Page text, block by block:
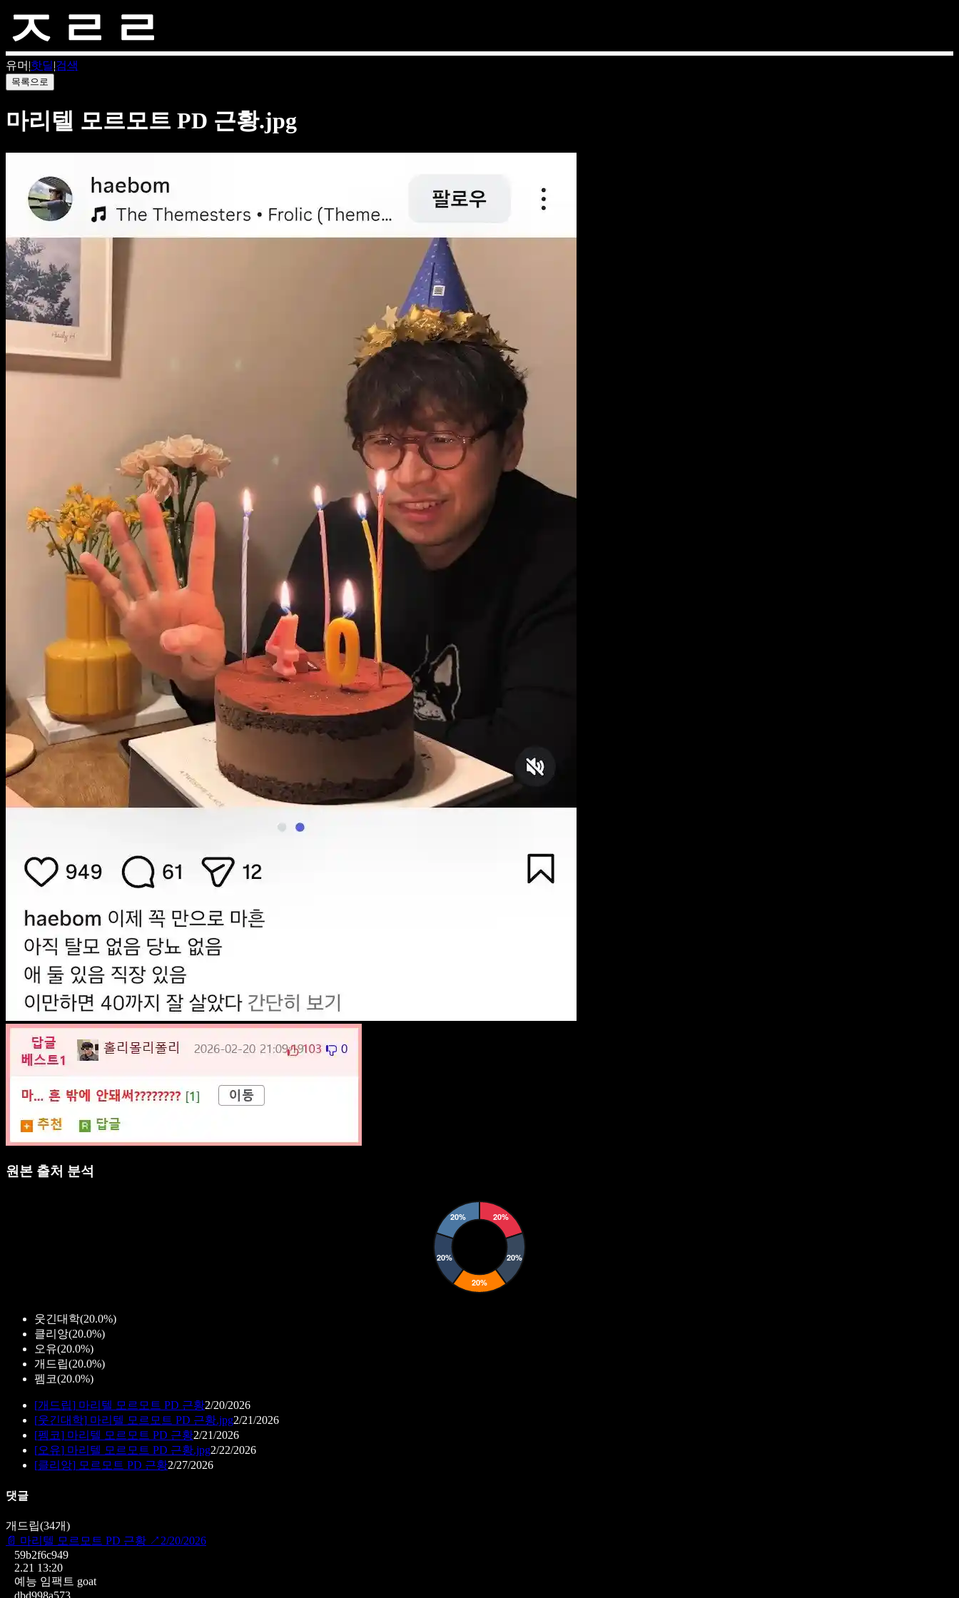
유머 |핫딜|검색
목록으로
마리텔 모르모트 PD 근황.jpg
원본 출처 분석
웃긴대학(20.0%)
클리앙(20.0%)
오유(20.0%)
개드립(20.0%)
펨코(20.0%)
[개드립] 마리텔 모르모트 PD 근황2/20/2026
[웃긴대학] 마리텔 모르모트 PD 근황.jpg2/21/2026
[펨코] 마리텔 모르모트 PD 근황2/21/2026
[오유] 마리텔 모르모트 PD 근황.jpg2/22/2026
[클리앙] 모르모트 PD 근황2/27/2026
댓글
개드립(34개)
📄 마리텔 모르모트 PD 근황 ↗ 2/20/2026
59b2f6c949
2.21 13:20
예능 임팩트 goat
dbd998a573